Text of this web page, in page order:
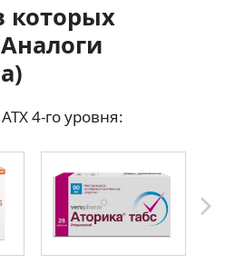
которых
4-го уровня: